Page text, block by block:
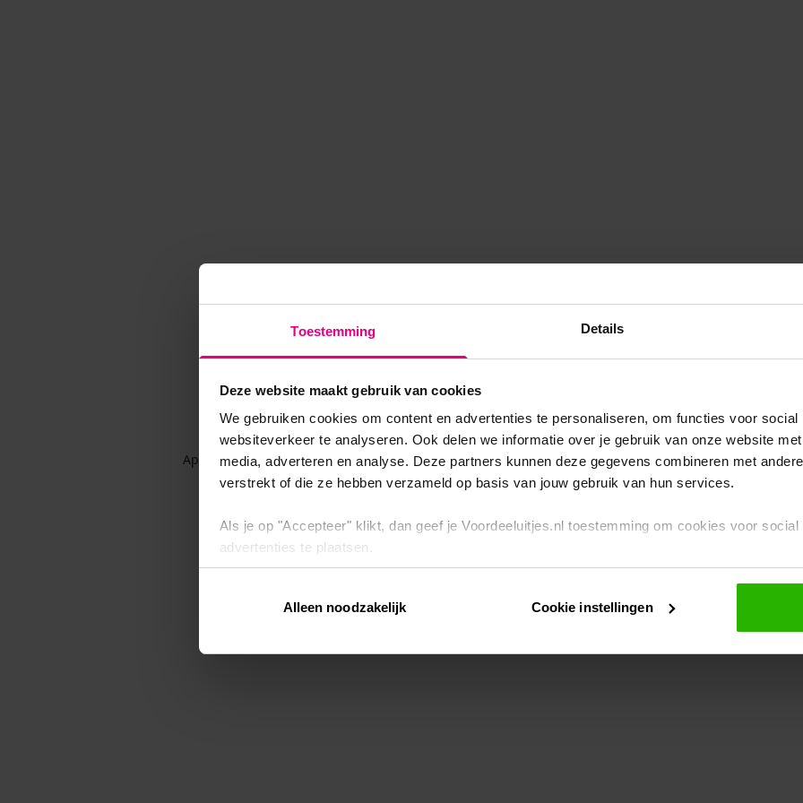
Toestemming Details
Deze website maakt gebruik van cookies
We gebruiken cookies om content en advertenties te personaliseren, om functies voor
websiteverkeer te analyseren. Ook delen we informatie over je gebruik van onze website
media, adverteren en analyse. Deze partners kunnen deze gegevens combineren met
verstrekt of die ze hebben verzameld op basis van jouw gebruik van hun services.
Als je op "Accepteer" klikt, dan geef je Voordeeluitjes.nl toestemming om cookies voor
advertenties te plaatsen.
Via "Cookie instellingen" kun je ook zelf instellen welke cookies worden geplaatst. Je kunt je
intrekken op onscookiebeleid.
Alleen noodzakelijk Cookie instellingen
Application error: a client-side exception has occurred while loadingwww.voordeeluitjes.nl (see the